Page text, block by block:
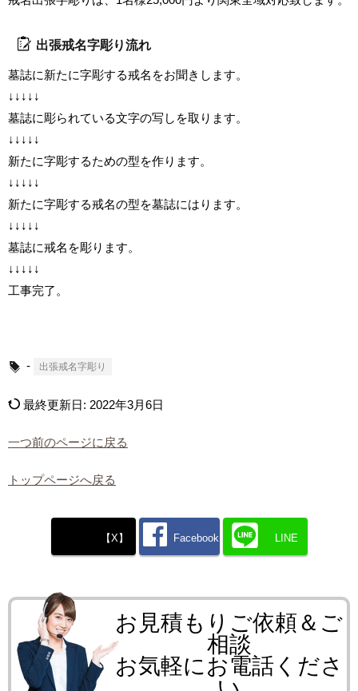
出張戒名字彫り流れ
墓誌に新たに字彫する戒名をお聞きします。
↓↓↓↓↓
墓誌に彫られている文字の写しを取ります。
↓↓↓↓↓
新たに字彫するための型を作ります。
↓↓↓↓↓
新たに字彫する戒名の型を墓誌にはります。
↓↓↓↓↓
墓誌に戒名を彫ります。
↓↓↓↓↓
工事完了。
- 出張戒名字彫り
最終更新日: 2022年3月6日
一つ前のページに戻る
トップページへ戻る
【X】 Facebook LINE
お見積もりご依頼＆ご
相談
お気軽にお電話くださ